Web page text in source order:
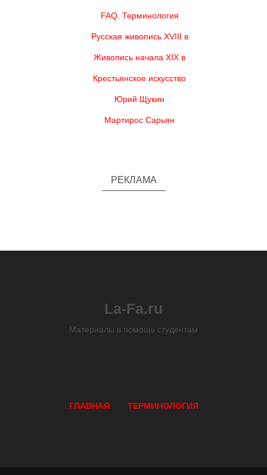
FAQ. Терминология
Русская живопись XVIII в
Живопись начала XIX в
Крестьянское искусство
Юрий Щукин
Мартирос Сарьян
РЕКЛАМА
La-Fa.ru
Материалы в помощь студентам
ГЛАВНАЯ ТЕРМИНОЛОГИЯ